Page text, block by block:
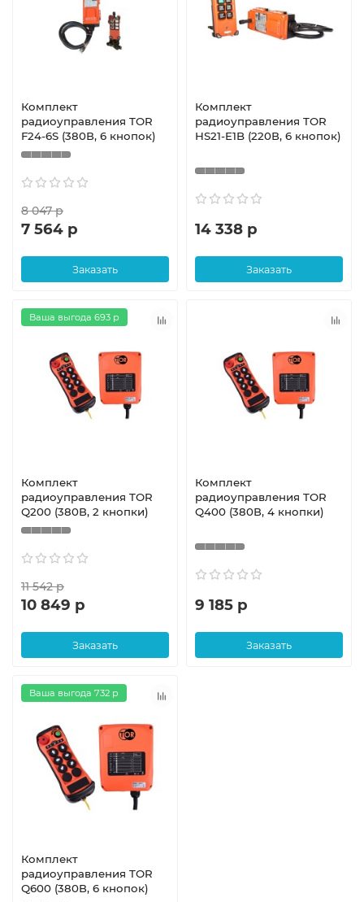
Комплект
радиоуправления TOR
F24-6S (380В, 6 кнопок)
8 047 р
7 564 р
Заказать
Комплект
радиоуправления TOR
HS21-E1B (220В, 6 кнопок)
14 338 р
Заказать
Ваша выгода 693 р
Комплект
радиоуправления TOR
Q200 (380В, 2 кнопки)
11 542 р
10 849 р
Заказать
Комплект
радиоуправления TOR
Q400 (380В, 4 кнопки)
9 185 р
Заказать
Ваша выгода 732 р
Комплект
радиоуправления TOR
Q600 (380В, 6 кнопок)